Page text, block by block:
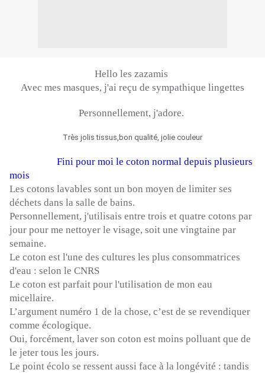
Hello les zazamis
Avec mes masques, j'ai reçu de sympathique lingettes
Personnellement, j'adore.
Très jolis tissus,bon qualité, jolie couleur
Fini pour moi le coton normal depuis plusieurs
mois
Les cotons lavables sont un bon moyen de limiter ses
déchets dans la salle de bains.
Personnellement, j'utilisais entre trois et quatre cotons par
jour pour me nettoyer le visage, soit une vingtaine par
semaine.
Le coton est l'une des cultures les plus consommatrices
d'eau : selon le CNRS
Le coton est parfait pour l'utilisation de mon eau
micellaire.
L’argument numéro 1 de la chose, c’est de se revendiquer
comme écologique.
Oui, forcément, laver son coton est moins polluant que de
le jeter tous les jours.
Le point écolo se ressent aussi face à la longévité : tandis